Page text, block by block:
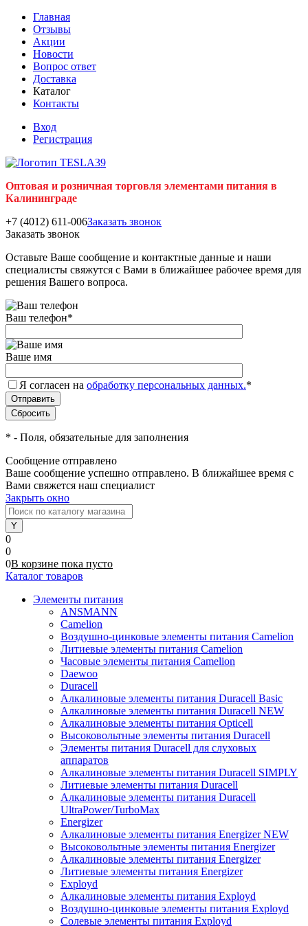
Главная
Отзывы
Акции
Новости
Вопрос ответ
Доставка
Каталог
Контакты
Вход
Регистрация
Оптовая и розничная торговля элементами питания в
Калининграде
+7 (4012) 611-006Заказать звонок
Заказать звонок
Оставьте Ваше сообщение и контактные данные и наши
специалисты свяжутся с Вами в ближайшее рабочее время для
решения Вашего вопроса.
Ваш телефон*
Ваше имя
Я согласен на обработку персональных данных.*
* - Поля, обязательные для заполнения
Сообщение отправлено
Ваше сообщение успешно отправлено. В ближайшее время с
Вами свяжется наш специалист
Закрыть окно
0
0
0В корзине пока пусто
Каталог товаров
Элементы питания
ANSMANN
Camelion
Воздушно-цинковые элементы питания Camelion
Литиевые элементы питания Camelion
Часовые элементы питания Camelion
Daewoo
Duracell
Алкалиновые элементы питания Duracell Basic
Алкалиновые элементы питания Duracell NEW
Алкалиновые элементы питания Opticell
Высоковольтные элементы питания Duracell
Элементы питания Duracell для слуховых
аппаратов
Алкалиновые элементы питания Duracell SIMPLY
Литиевые элементы питания Duracell
Алкалиновые элементы питания Duracell
UltraPower/TurboMax
Energizer
Алкалиновые элементы питания Energizer NEW
Высоковольтные элементы питания Energizer
Алкалиновые элементы питания Energizer
Литиевые элементы питания Energizer
Exployd
Алкалиновые элементы питания Exployd
Воздушно-цинковые элементы питания Exployd
Солевые элементы питания Exployd